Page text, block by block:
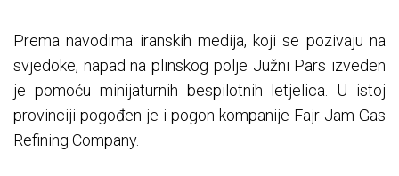
Prema navodima iranskih medija, koji se pozivaju na
svjedoke, napad na plinskog polje Južni Pars izveden
je pomoću minijaturnih bespilotnih letjelica. U istoj
provinciji pogođen je i pogon kompanije Fajr Jam Gas
Refining Company.